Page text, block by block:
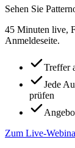
Sehen Sie
45 Minuten live,
Anmeldeseite.
Treffer
Jede
prüfen
Zum Live-